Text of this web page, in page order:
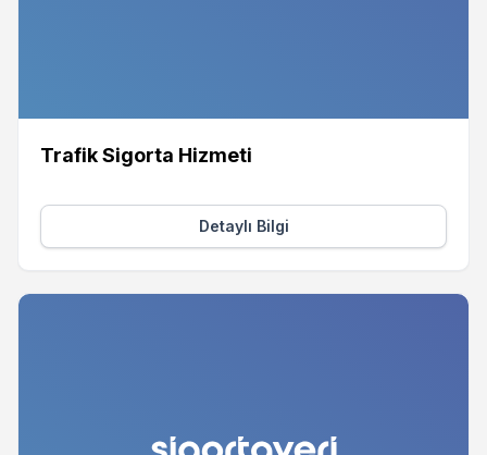
Trafik Sigorta Hizmeti
Detaylı Bilgi